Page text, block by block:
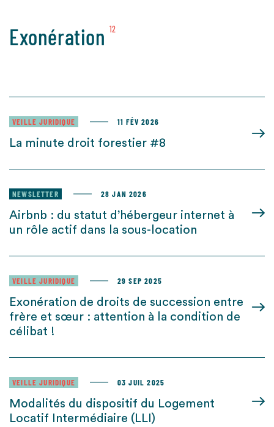
Exonération 12
VEILLE JURIDIQUE 11 FÉV 2026
La minute droit forestier #8
NEWSLETTER 28 JAN 2026
Airbnb : du statut d’hébergeur internet à
un rôle actif dans la sous-location
VEILLE JURIDIQUE 29 SEP 2025
Exonération de droits de succession entre
frère et sœur : attention à la condition de
célibat !
VEILLE JURIDIQUE 03 JUIL 2025
Modalités du dispositif du Logement
Locatif Intermédiaire (LLI)